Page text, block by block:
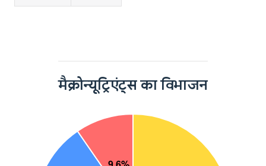
मैक्रोन्यूट्रिएंट्स का विभाजन